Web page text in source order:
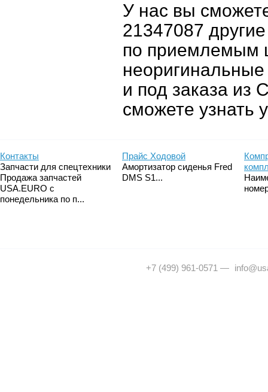
У нас вы
21347087
по приемлемым
и под заказа
сможете узнать
Контакты
Запчасти для спецтехники
Продажа запчастей
USA.EURO с
понедельника по п...
Прайс Ходовой
Амортизатор сиденья Fred
DMS S1...
+7 (499) 961-0571 —